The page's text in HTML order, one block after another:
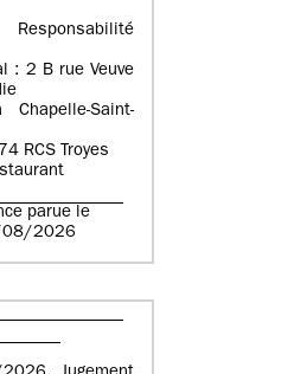
: 2 B rue Veuve
Saint-
RCS Troyes
parue le
2026